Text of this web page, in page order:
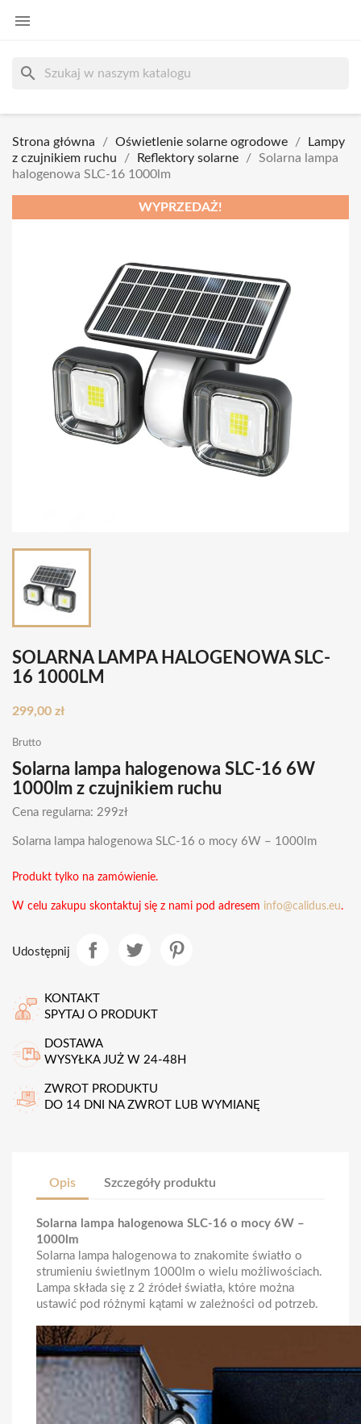

search
Strona główna Oświetlenie solarne ogrodowe
Lampy
z czujnikiem ruchu
Reflektory solarne
Solarna lampa
halogenowa SLC-16 1000lm
WYPRZEDAŻ!
SOLARNA LAMPA HALOGENOWA SLC-
16 1000LM
299,00 zł
Brutto
Solarna lampa halogenowa SLC-16 6W
1000lm z czujnikiem ruchu
Cena regularna: 299zł
Solarna lampa halogenowa SLC-16 o mocy 6W – 1000lm
Produkt tylko na zamówienie.
W celu zakupu skontaktuj się z nami pod adresem info@calidus.eu.
Udostępnij
KONTAKT
SPYTAJ O PRODUKT
DOSTAWA
WYSYŁKA JUŻ W 24-48H
ZWROT PRODUKTU
DO 14 DNI NA ZWROT LUB WYMIANĘ
Opis Szczegóły produktu
Solarna lampa halogenowa SLC-16 o mocy 6W –
1000lm
Solarna lampa halogenowa to znakomite światło o
strumieniu świetlnym 1000lm o wielu możliwościach.
Lampa składa się z 2 źródeł światła, które można
ustawić pod różnymi kątami w zależności od potrzeb.